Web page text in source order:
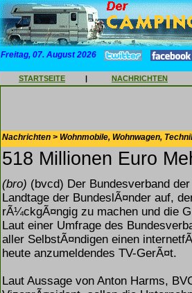
Freitag, 07. August 2026
STARTSEITE | NACHRICHTEN
Nachrichten > Wohnmobile, Wohnwagen,
518 Millionen Euro
(bro) (bvcd) Der Bundesverband
Landtage der BundeslÃ¤nder auf,
rÃ¼ckgÃ¤ngig zu machen und die
Laut einer Umfrage des
aller SelbstÃ¤ndigen einen
heute anzumeldendes TV-GerÃ¤t.
Laut Aussage von Anton Harms,